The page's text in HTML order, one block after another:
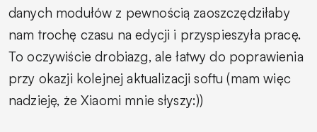
danych modułów z pewnością zaoszczędziłaby
nam trochę czasu na edycji i przyspieszyła pracę.
To oczywiście drobiazg, ale łatwy do poprawienia
przy okazji kolejnej aktualizacji softu (mam więc
nadzieję, że Xiaomi mnie słyszy:))